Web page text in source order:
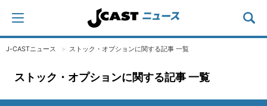
J-CASTニュース ストック・オプションに関する記事 一覧
ストック・オプションに関する記事 一覧